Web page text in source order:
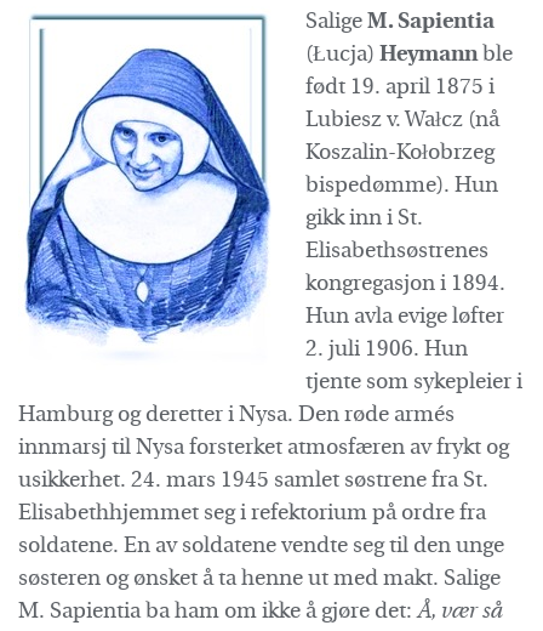
Salige M. Sapientia
(Łucja) Heymannble
født 19. april 1875 i
Lubiesz v. Wałcz (nå
Koszalin-Kołobrzeg
bispedømme). Hun
gikk inn i St.
Elisabethsøstrenes
kongregasjon i 1894.
Hun avla evige løfter
2. juli 1906. Hun
tjente som sykepleier i
Hamburg og deretter i Nysa. Den røde armés
innmarsj til Nysa forsterket atmosfæren av frykt og
usikkerhet. 24. mars 1945 samlet søstrene fra St.
Elisabethhjemmet seg i refektorium på ordre fra
soldatene. En av soldatene vendte seg til den unge
søsteren og ønsket å ta henne ut med makt. Salige
M. Sapientia ba ham om ikke å gjøre det:Å, vær så